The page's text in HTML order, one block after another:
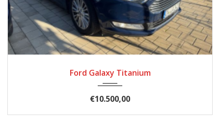
Ford Galaxy Titanium
€11.400,00